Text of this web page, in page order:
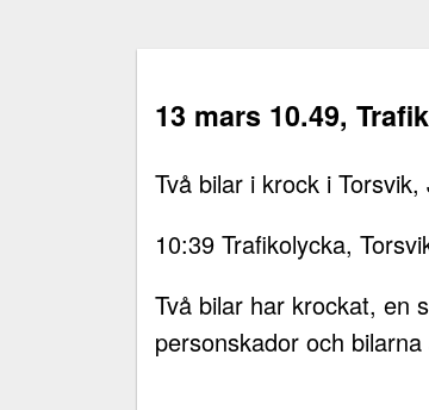
13 mars 10.49,
Två bilar i krock i Torsvik,
10:39 Trafikolycka,
Två bilar har krockat, en
personskador och